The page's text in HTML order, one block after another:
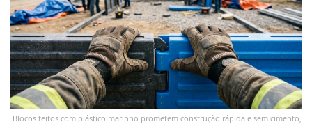
Blocos feitos com plástico marinho prometem construção rápida e sem cimento,